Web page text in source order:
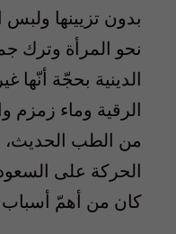
بدون تزيينها ولبس
نحو المرأة وترك
الدينية بحجّة أنّها
الرقية وماء زمزم
من الطب الحديث،
الحركة على
كان من أهمّ أسباب